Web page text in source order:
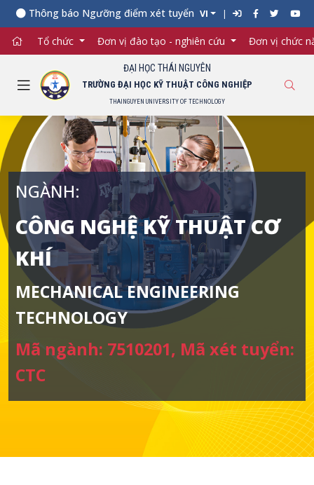
báo Ngưỡng điểm xét tuyển đối với từng ngành đào tạo Đại
VI
Tổ chức Đơn vị đào tạo - nghiên cứu Đơn vị chức
ĐẠI HỌC THÁI NGUYÊN
TRƯỜNG ĐẠI HỌC KỸ THUẬT CÔNG NGHIỆP
THAINGUYEN UNIVERSITY OF TECHNOLOGY
NGÀNH:
CÔNG NGHỆ KỸ THUẬT CƠ
KHÍ
MECHANICAL ENGINEERING
TECHNOLOGY
Mã ngành: 7510201, Mã xét tuyển:
CTC